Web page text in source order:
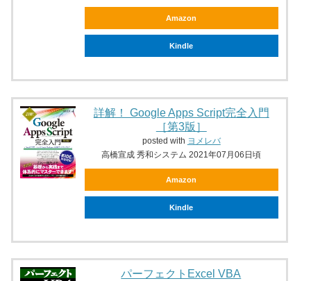
Amazon
Kindle
詳解！ Google Apps Script完全入門
［第3版］
posted with ヨメレバ
高橋宣成 秀和システム 2021年07月06日頃
Amazon
Kindle
パーフェクトExcel VBA